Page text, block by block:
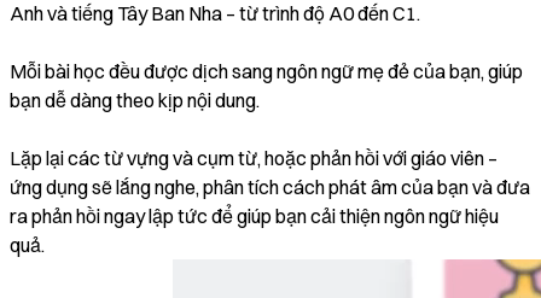
Anh và tiếng Tây Ban Nha – từ trình độ A0 đến C1.
Mỗi bài học đều được dịch sang ngôn ngữ mẹ đẻ của bạn, giúp
bạn dễ dàng theo kịp nội dung.
Lặp lại các từ vựng và cụm từ, hoặc phản hồi với giáo viên –
ứng dụng sẽ lắng nghe, phân tích cách phát âm của bạn và đưa
ra phản hồi ngay lập tức để giúp bạn cải thiện ngôn ngữ hiệu
quả.